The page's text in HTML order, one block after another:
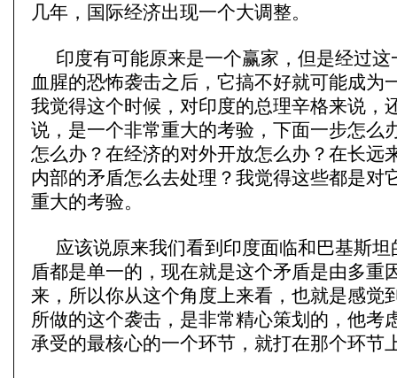
几年，国际经济出现一个大调整。
印度有可能原来是一个赢家，但是经过
血腥的恐怖袭击之后，它搞不好就可能成为
我觉得这个时候，对印度的总理辛格来说，
说，是一个非常重大的考验，下面一步怎么
怎么办？在经济的对外开放怎么办？在长远
内部的矛盾怎么去处理？我觉得这些都是对
重大的考验。
应该说原来我们看到印度面临和巴基斯
盾都是单一的，现在就是这个矛盾是由多重
来，所以你从这个角度上来看，也就是感觉
所做的这个袭击，是非常精心策划的，他考
承受的最核心的一个环节，就打在那个环节